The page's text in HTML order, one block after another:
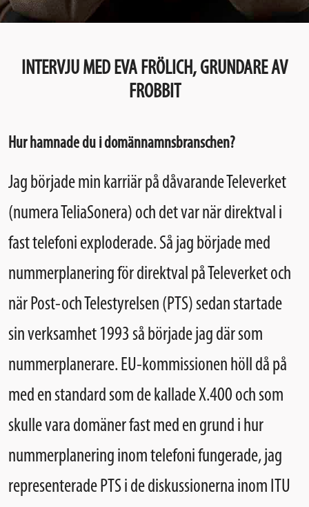
INTERVJU MED EVA FRÖLICH, GRUNDARE AV
FROBBIT
Hur hamnade du i domännamnsbranschen?
Jag började min karriär på dåvarande Televerket
(numera TeliaSonera) och det var när direktval i
fast telefoni exploderade. Så jag började med
nummerplanering för direktval på Televerket och
när Post-och Telestyrelsen (PTS) sedan startade
sin verksamhet 1993 så började jag där som
nummerplanerare. EU-kommissionen höll då på
med en standard som de kallade X.400 och som
skulle vara domäner fast med en grund i hur
nummerplanering inom telefoni fungerade, jag
representerade PTS i de diskussionerna inom ITU